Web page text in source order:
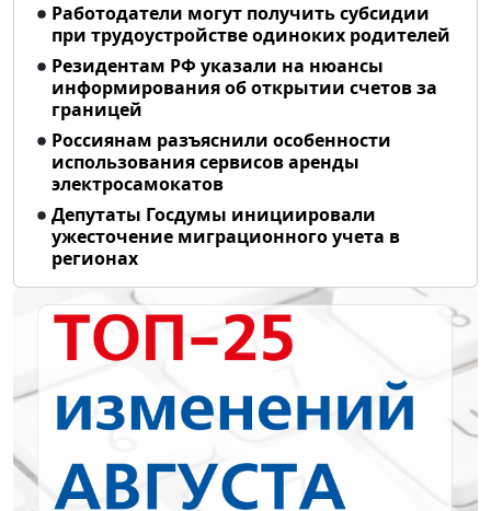
Работодатели могут получить субсидии
при трудоустройстве одиноких родителей
Резидентам РФ указали на нюансы
информирования об открытии счетов за
границей
Россиянам разъяснили особенности
использования сервисов аренды
электросамокатов
Депутаты Госдумы инициировали
ужесточение миграционного учета в
регионах